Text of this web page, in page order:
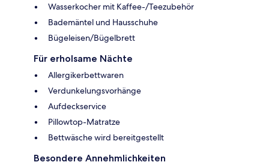
Wasserkocher mit Kaffee-/Teezubehör
Bademäntel und Hausschuhe
Bügeleisen/Bügelbrett
Für erholsame Nächte
Allergikerbettwaren
Verdunkelungsvorhänge
Aufdeckservice
Pillowtop-Matratze
Bettwäsche wird bereitgestellt
Besondere Annehmlichkeiten